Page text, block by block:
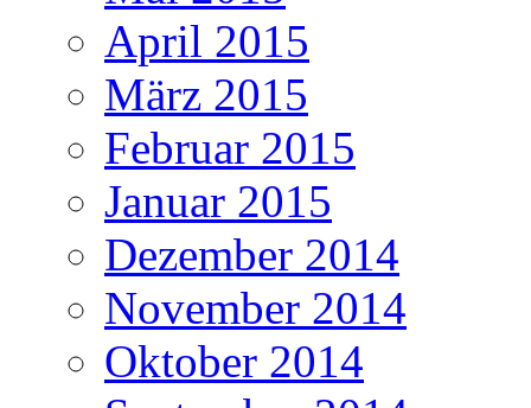
April 2015
März 2015
Februar 2015
Januar 2015
Dezember 2014
November 2014
Oktober 2014